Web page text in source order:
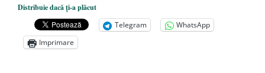
unitățile de învățământ
- 17 iunie 2020
Anarhia din SUA e opera stângii radicale
2 iunie 2020
Distribuie dacă ți-a plăcut
Telegram
WhatsApp
Imprimare